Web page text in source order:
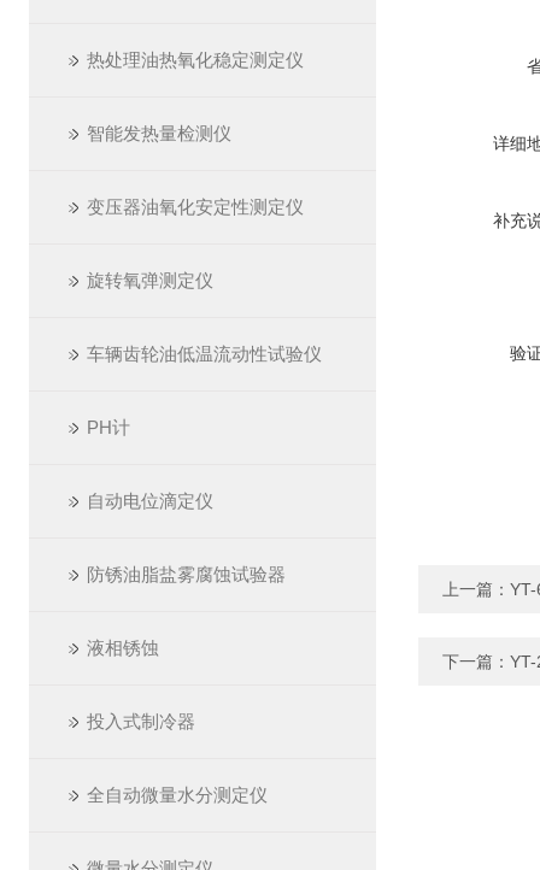
热处理油热氧化稳定测定仪
智能发热量检测仪
变压器油氧化安定性测定仪
旋转氧弹测定仪
车辆齿轮油低温流动性试验仪
PH计
自动电位滴定仪
防锈油脂盐雾腐蚀试验器
液相锈蚀
投入式制冷器
全自动微量水分测定仪
详细
补充
验
上一篇：
下一篇：